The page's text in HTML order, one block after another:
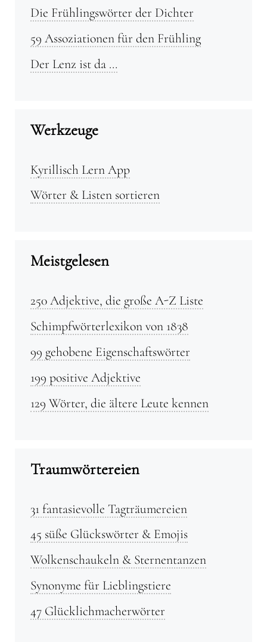
Die Frühlingswörter der Dichter
59 Assoziationen für den Frühling
Der Lenz ist da …
Werkzeuge
Kyrillisch Lern App
Wörter & Listen sortieren
Meistgelesen
250 Adjektive, die große A-Z Liste
Schimpfwörterlexikon von 1838
99 gehobene Eigenschaftswörter
199 positive Adjektive
129 Wörter, die ältere Leute kennen
Traumwörtereien
31 fantasievolle Tagträumereien
45 süße Glückswörter & Emojis
Wolkenschaukeln & Sternentanzen
Synonyme für Lieblingstiere
47 Glücklichmacherwörter